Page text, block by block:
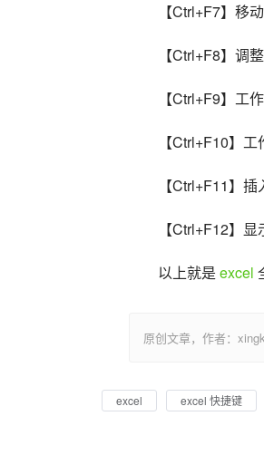
【Ctrl+F7】移
【Ctrl+F8】调
【Ctrl+F9】工
【Ctrl+F10】
【Ctrl+F11】
【Ctrl+F12】
以上就是 excel
原创文章，作者：
excel excel 快捷键